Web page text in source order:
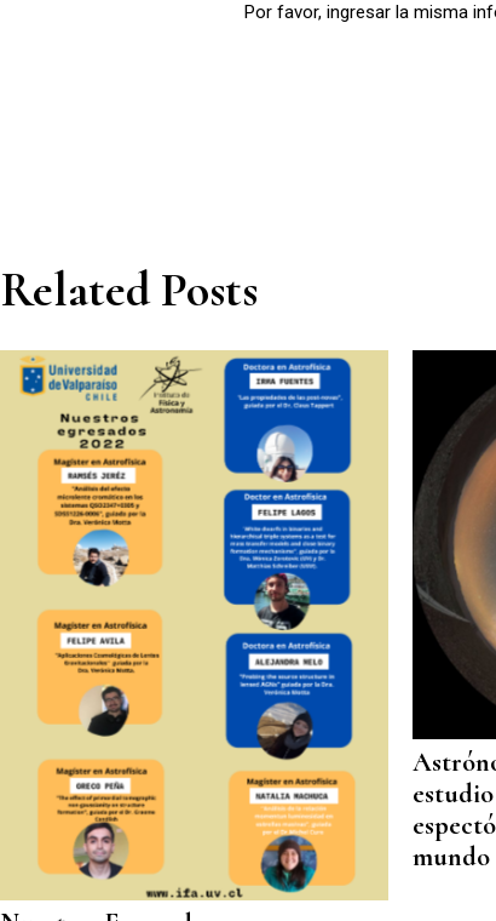
Por favor, ingresar la misma
Related Posts
mundo